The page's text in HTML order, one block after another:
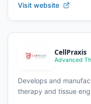
Visit website
CellPraxis
Advanced
Develops and
therapy and tissue